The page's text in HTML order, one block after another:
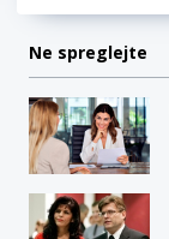
Ne spreglejte